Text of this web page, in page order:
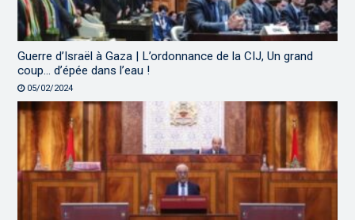
Guerre d’Israël à Gaza | L’ordonnance de la CIJ, Un grand
coup… d’épée dans l’eau !
05/02/2024